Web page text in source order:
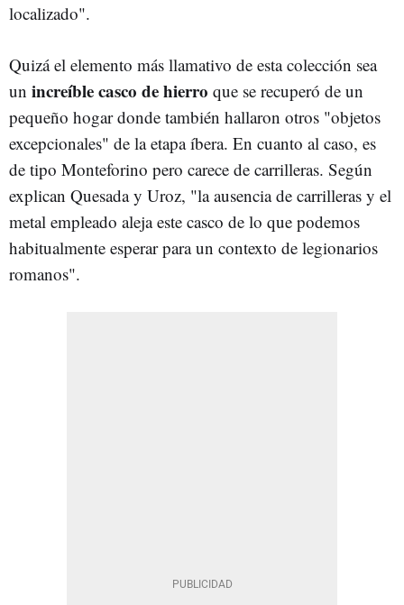
localizado".
Quizá el elemento más llamativo de esta colección sea
un increíble casco de hierro que se recuperó de un
pequeño hogar donde también hallaron otros "objetos
excepcionales" de la etapa íbera. En cuanto al caso, es
de tipo Monteforino pero carece de carrilleras. Según
explican Quesada y Uroz, "la ausencia de carrilleras y el
metal empleado aleja este casco de lo que podemos
habitualmente esperar para un contexto de legionarios
romanos".